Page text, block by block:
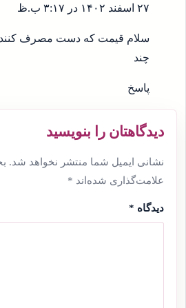
۲۷ اسفند ۱۴۰۲ در ۳:۱۷ ب.ظ
سلام قیمت که دست مصرف
چند
پاسخ
دیدگاهتان را بنویسید
نشانی ایمیل شما منتشر نخواهد شد.
علامت‌گذاری شده‌اند *
دیدگاه *